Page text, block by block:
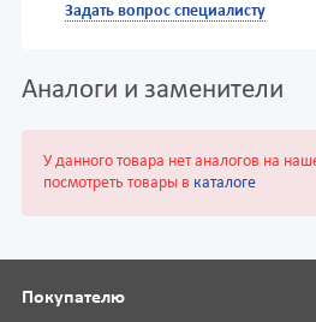
Задать вопрос специалисту
Аналоги и заменители
У данного товара нет аналогов на
посмотреть товары в каталоге
Покупателю